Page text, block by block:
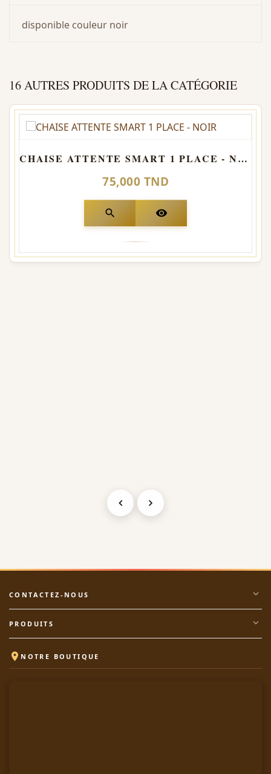
disponible couleur noir
16 AUTRES PRODUITS DE LA CATÉGORIE
CHAISE ATTENTE SMART 1 PLACE - NOIR
75,000 TND
search visibility
CONTACTEZ-NOUS expand_more
PRODUITS expand_more
 NOTRE BOUTIQUE